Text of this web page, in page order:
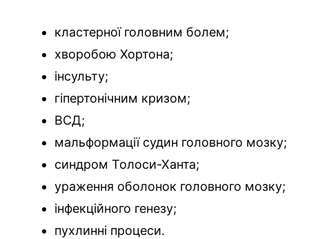
кластерної головним болем;
хворобою Хортона;
інсульту;
гіпертонічним кризом;
ВСД;
мальформації судин головного мозку;
синдром Толоси-Ханта;
ураження оболонок головного мозку;
інфекційного генезу;
пухлинні процеси.